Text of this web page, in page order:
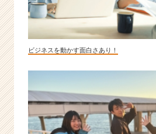
ビジネスを動かす面白さあり！